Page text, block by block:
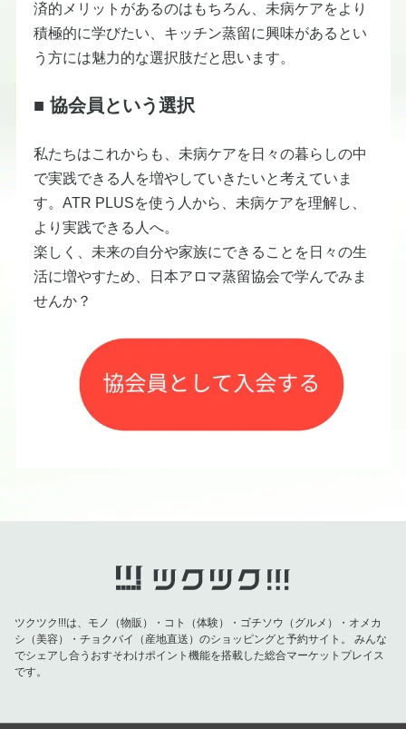
済的メリットがあるのはもちろん、未病ケアをより
積極的に学びたい、キッチン蒸留に興味があるとい
う方には魅力的な選択肢だと思います。
■ 協会員という選択
私たちはこれからも、未病ケアを日々の暮らしの中
で実践できる人を増やしていきたいと考えていま
す。ATR PLUSを使う人から、未病ケアを理解し、
より実践できる人へ。
楽しく、未来の自分や家族にできることを日々の生
活に増やすため、日本アロマ蒸留協会で学んでみま
せんか？
ツクツク!!!は、モノ（物販）・コト（体験）・ゴチソウ（グルメ）・オメカ
シ（美容）・チョクバイ（産地直送）のショッピングと予約サイト。
みんな
でシェアし合うおすそわけポイント機能を搭載した総合マーケットプレイス
です。